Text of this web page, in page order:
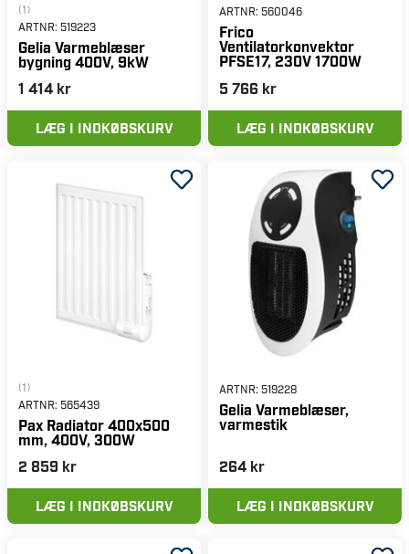
(1)
ARTNR: 519223
Gelia Varmeblæser
bygning 400V, 9kW
1 414 kr
LÆG I INDKØBSKURV
ARTNR: 560046
Frico
Ventilatorkonvektor
PFSE17, 230V 1700W
5 766 kr
LÆG I INDKØBSKURV
(1)
ARTNR: 565439
Pax Radiator 400x500
mm, 400V, 300W
2 859 kr
LÆG I INDKØBSKURV
ARTNR: 519228
Gelia Varmeblæser,
varmestik
264 kr
LÆG I INDKØBSKURV